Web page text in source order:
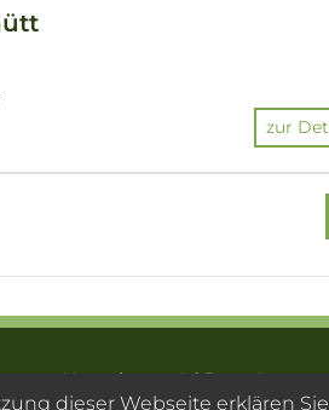
zur
Kontakt AGB
dieser Webseite erklären